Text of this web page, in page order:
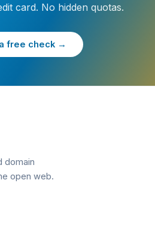
card. No hidden quotas.
free check →
domain
open web.